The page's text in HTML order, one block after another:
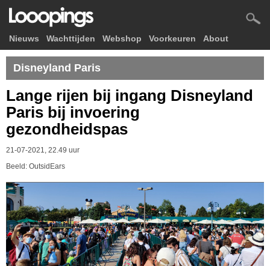
Nieuws Wachttijden Webshop Voorkeuren About
Disneyland Paris
Lange rijen bij ingang Disneyland
Paris bij invoering
gezondheidspas
21-07-2021, 22.49 uur
Beeld: OutsidEars